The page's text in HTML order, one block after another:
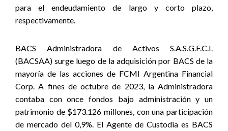
para el endeudamiento de largo y corto plazo,
respectivamente.
BACS Administradora de Activos S.A.S.G.F.C.I.
(BACSAA) surge luego de la adquisición por BACS de la
mayoría de las acciones de FCMI Argentina Financial
Corp. A fines de octubre de 2023, la Administradora
contaba con once fondos bajo administración y un
patrimonio de $173.126 millones, con una participación
de mercado del 0,9%. El Agente de Custodia es BACS